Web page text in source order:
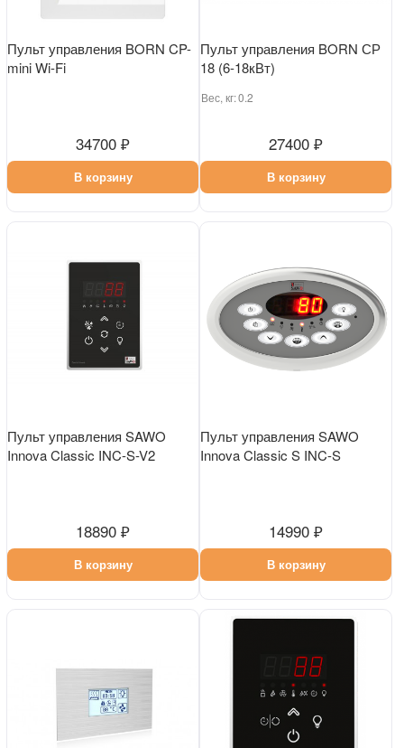
Пульт управления BORN CP-
mini Wi-Fi
34700 ₽
В корзину
Пульт управления BORN СР
18 (6-18кВт)
Вес, кг:0.2
27400 ₽
В корзину
Пульт управления SAWO
Innova Classic INC-S-V2
18890 ₽
В корзину
Пульт управления SAWO
Innova Classic S INC-S
14990 ₽
В корзину